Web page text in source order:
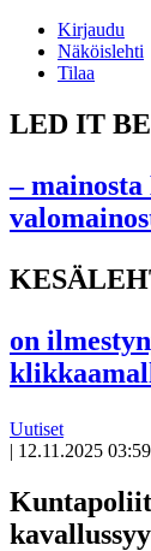
Kirjaudu
Näköislehti
Tilaa
LED IT BE
–
on
Uutiset
| 12.11.2025 03:59